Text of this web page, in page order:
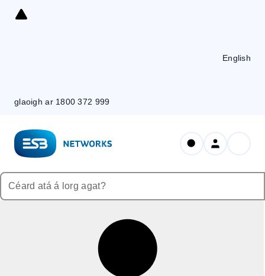
Skip
glaoigh ar 1800 372 999
English